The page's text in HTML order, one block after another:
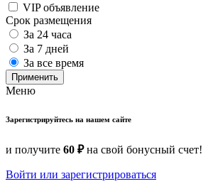
VIP объявление
Срок размещения
За 24 часа
За 7 дней
За все время
Применить
Меню
Зарегистрируйтесь на нашем сайте
и получите 60 ₽на свой бонусный счет!
Войти или зарегистрироваться